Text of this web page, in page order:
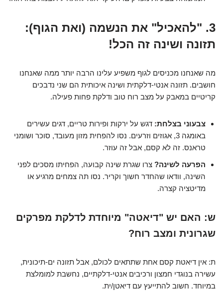
3. "להאכיל" את הנשמה (ואת הגוף):
תזונה ושינה זה הכל!
מה שאנחנו מכניסים לגוף משפיע עלינו הרבה יותר ממה שאנחנו
חושבים. תזונה אנטי-דלקתית ושינה איכותית הם שני נדבכים
קריטיים במאבק על מצב רוח טוב ודלקת פחות פעילה.
צבעוני בצלחת: דגש על ירקות ופירות טריים, דגים עשירים
באומגה 3, אגוזים וזרעים. נסו להפחית מזון מעובד, סוכר ושומני
טראנס. זה לא קסם, אבל זה עוזר.
הפרעה לשינה? צרו שגרת שינה קבועה, הפחיתו מסכים לפני
השינה, וודאו שהחדר חשוך וקריר. נסו תה צמחים מרגיע או
מדיטציה קצרה.
ש: האם יש "דיאטה" מיוחדת לדלקת מפרקים
שגרונית ומצב רוח?
ת: אין דיאטת קסם אחת שתתאים לכולם, אבל תזונה ים-תיכונית,
עשירה בנוגדי חמצון ורכיבים אנטי-דלקתיים, נחשבת למומלצת
במיוחד. חשוב להתייעץ עם דיאטן/ית.